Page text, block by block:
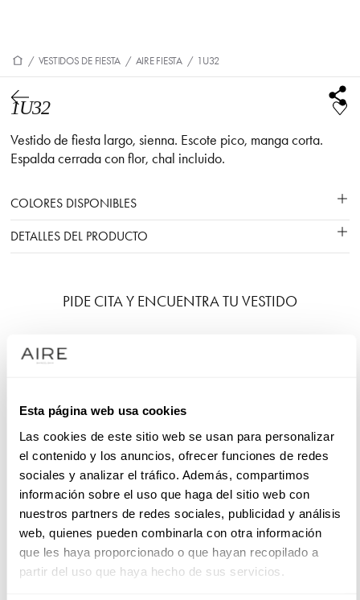
Esta página web usa cookies
Las cookies de este sitio web se usan para personalizar
el contenido y los anuncios, ofrecer funciones de redes
sociales y analizar el tráfico. Además, compartimos
información sobre el uso que haga del sitio web con
nuestros partners de redes sociales, publicidad y análisis
web, quienes pueden combinarla con otra información
que les haya proporcionado o que hayan recopilado a
partir del uso que haya hecho de sus servicios.
/ VESTIDOS DE FIESTA / AIRE FIESTA / 1U32
1U32
Vestido de fiesta largo, sienna. Escote pico, manga corta.
Espalda cerrada con flor, chal incluido.
COLORES DISPONIBLES
DETALLES DEL PRODUCTO
PIDE CITA Y ENCUENTRA TU VESTIDO